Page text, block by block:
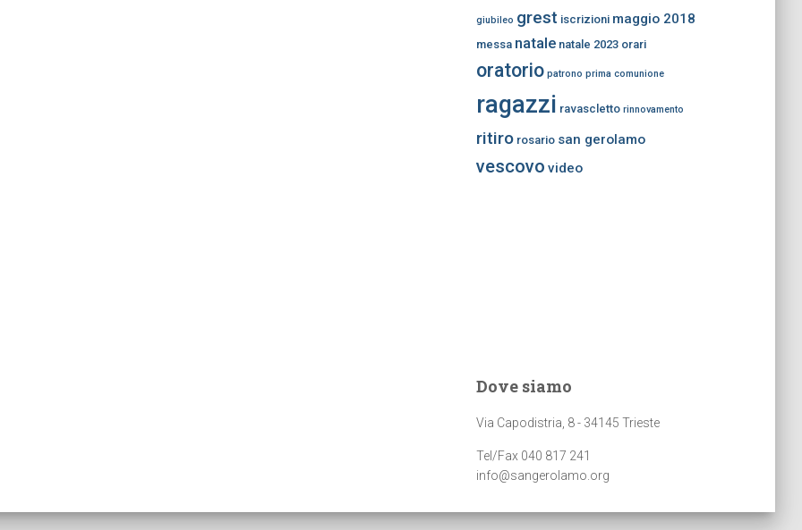
giubileo grest iscrizioni maggio 2018
messa natale natale 2023 orari
oratorio patrono prima comunione
ragazzi ravascletto rinnovamento
ritiro rosario san gerolamo
vescovo video
Dove siamo
Via Capodistria, 8 - 34145 Trieste
Tel/Fax 040 817 241
info@sangerolamo.org